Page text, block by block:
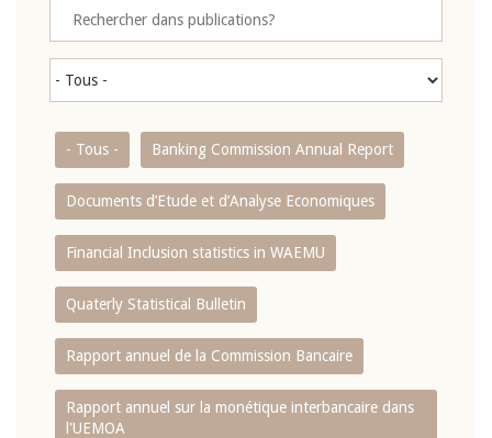
- Tous - Banking Commission Annual Report
Documents d’Etude et d’Analyse Economiques
Financial Inclusion statistics in WAEMU
Quaterly Statistical Bulletin
Rapport annuel de la Commission Bancaire
Rapport annuel sur la monétique interbancaire dans
l'UEMOA